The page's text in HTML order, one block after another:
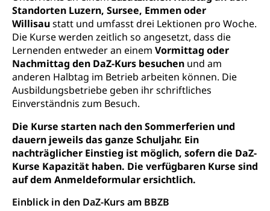
Standorten Luzern, Sursee, Emmen oder
Willisaustatt und umfasst drei Lektionen pro Woche.
Die Kurse werden zeitlich so angesetzt, dass die
Lernenden entweder an einem Vormittag oder
Nachmittag den DaZ-Kurs besuchen und am
anderen Halbtag im Betrieb arbeiten können. Die
Ausbildungsbetriebe geben ihr schriftliches
Einverständnis zum Besuch.
Die Kurse starten nach den Sommerferien und
dauern jeweils das ganze Schuljahr. Ein
nachträglicher Einstieg ist möglich, sofern die DaZ-
Kurse Kapazität haben. Die verfügbaren Kurse sind
auf dem Anmeldeformular ersichtlich.
Einblick in den DaZ-Kurs am BBZB
Sekundärprävention, Tertiärprävention
Darmkrebsvorsorge
Kantonales Tabakpräventionsprogramm
Gesundheitsförderung
Prävention (Polizei)
Gesundheitsversorgung
Soziale Sicherheit
Sozialversicherungen, Sozialpolitik,
Arbeitslosenversicherung,
Mutterschaftsversicherung, Krankenversicherung,
Unfallversicherung, Invalidenversicherung,
Sozialhilfe
Kranken- und Unfallversicherung
(gruezi.lu.ch)
Krankenversicherung (WAS Luzern)
Existenzsicherung - Sozialhilfe
Soziales und Gesellschaft (Dienststelle)
Sucht und Drogen
Drogenabhängigkeit, Drogensucht,
Medikamentenabhängigkeit,
Arzneimittelabhängigkeit, Suchtkrankheit,
Drogenabhängige, Drogensüchtige,